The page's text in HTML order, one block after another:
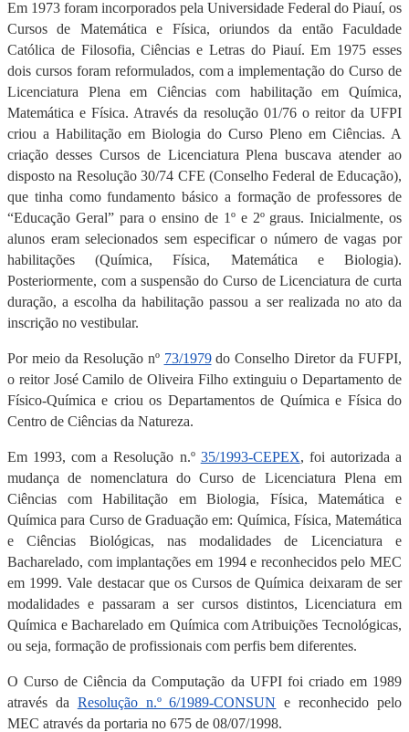
Em 1973 foram incorporados pela Universidade Federal do Piauí, os
Cursos de Matemática e Física, oriundos da então Faculdade
Católica de Filosofia, Ciências e Letras do Piauí. Em 1975 esses
dois cursos foram reformulados, com a implementação do Curso de
Licenciatura Plena em Ciências com habilitação em Química,
Matemática e Física. Através da resolução 01/76 o reitor da UFPI
criou a Habilitação em Biologia do Curso Pleno em Ciências. A
criação desses Cursos de Licenciatura Plena buscava atender ao
disposto na Resolução 30/74 CFE (Conselho Federal de Educação),
que tinha como fundamento básico a formação de professores de
“Educação Geral” para o ensino de 1º e 2º graus. Inicialmente, os
alunos eram selecionados sem especificar o número de vagas por
habilitações (Química, Física, Matemática e Biologia).
Posteriormente, com a suspensão do Curso de Licenciatura de curta
duração, a escolha da habilitação passou a ser realizada no ato da
inscrição no vestibular.
Por meio da Resolução nº 73/1979do Conselho Diretor da FUFPI,
o reitor José Camilo de Oliveira Filho extinguiu o Departamento de
Físico-Química e criou os Departamentos de Química e Física do
Centro de Ciências da Natureza.
Em 1993, com a Resolução n.º 35/1993-CEPEX, foi autorizada a
mudança de nomenclatura do Curso de Licenciatura Plena em
Ciências com Habilitação em Biologia, Física, Matemática e
Química para Curso de Graduação em: Química, Física, Matemática
e Ciências Biológicas, nas modalidades de Licenciatura e
Bacharelado, com implantações em 1994 e reconhecidos pelo MEC
em 1999. Vale destacar que os Cursos de Química deixaram de ser
modalidades e passaram a ser cursos distintos, Licenciatura em
Química e Bacharelado em Química com Atribuições Tecnológicas,
ou seja, formação de profissionais com perfis bem diferentes.
O Curso de Ciência da Computação da UFPI foi criado em 1989
através da Resolução n.º 6/1989-CONSUN e reconhecido pelo
MEC através da portaria no 675 de 08/07/1998.